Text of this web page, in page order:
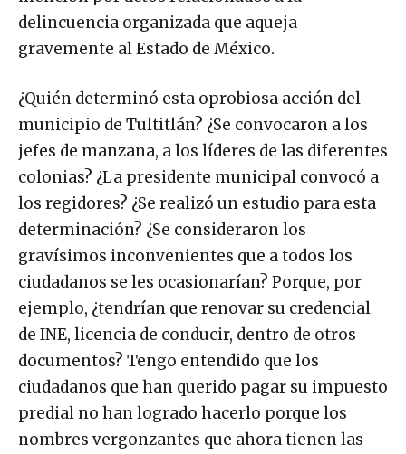
delincuencia organizada que aqueja
gravemente al Estado de México.
¿Quién determinó esta oprobiosa acción del
municipio de Tultitlán? ¿Se convocaron a los
jefes de manzana, a los líderes de las diferentes
colonias? ¿La presidente municipal convocó a
los regidores? ¿Se realizó un estudio para esta
determinación? ¿Se consideraron los
gravísimos inconvenientes que a todos los
ciudadanos se les ocasionarían? Porque, por
ejemplo, ¿tendrían que renovar su credencial
de INE, licencia de conducir, dentro de otros
documentos? Tengo entendido que los
ciudadanos que han querido pagar su impuesto
predial no han logrado hacerlo porque los
nombres vergonzantes que ahora tienen las